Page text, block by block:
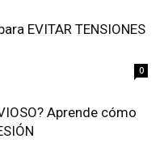
EVITAR TENSIONES
0
Aprende cómo